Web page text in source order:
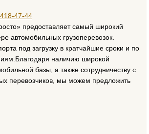
47-44
предоставляет самый широкий
автомобильных грузоперевозок.
под загрузку в кратчайшие сроки и по
наличию широкой
базы, а также сотрудничеству с
перевозчиков, мы можем предложить